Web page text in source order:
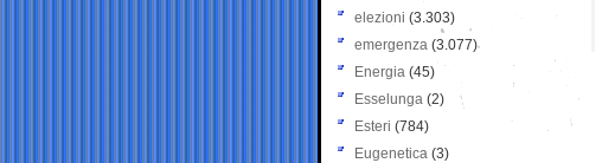
elezioni (3.303)
emergenza (3.077)
Energia (45)
Esselunga (2)
Esteri (784)
Eugenetica (3)